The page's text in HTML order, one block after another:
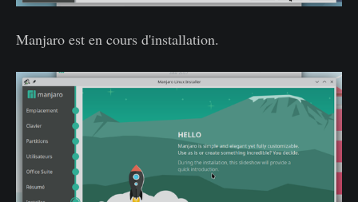
Manjaro est en cours d'installation.